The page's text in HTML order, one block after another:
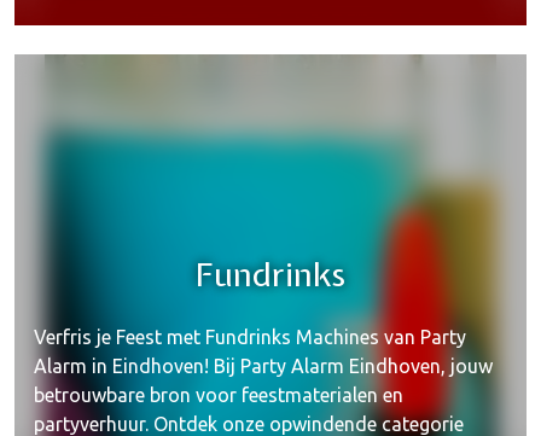
Fundrinks
Verfris je Feest met Fundrinks Machines van Party
Alarm in Eindhoven! Bij Party Alarm Eindhoven, jouw
betrouwbare bron voor feestmaterialen en
partyverhuur. Ontdek onze opwindende categorie